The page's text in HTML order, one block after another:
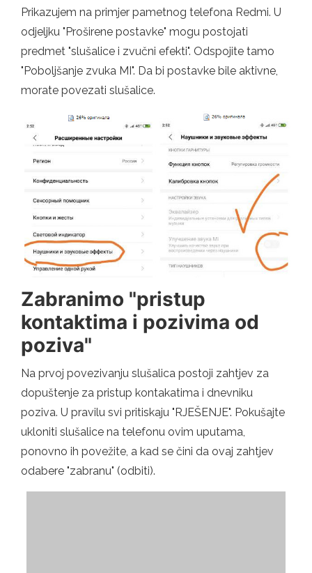
Prikazujem na primjer pametnog telefona Redmi. U
odjeljku "Proširene postavke" mogu postojati
predmet "slušalice i zvučni efekti". Odspojite tamo
"Poboljšanje zvuka MI". Da bi postavke bile aktivne,
morate povezati slušalice.
Zabranimo "pristup
kontaktima i pozivima od
poziva"
Na prvoj povezivanju slušalica postoji zahtjev za
dopuštenje za pristup kontakatima i dnevniku
poziva. U pravilu svi pritiskaju "RJEŠENJE". Pokušajte
ukloniti slušalice na telefonu ovim uputama,
ponovno ih povežite, a kad se čini da ovaj zahtjev
odabere "zabranu" (odbiti).